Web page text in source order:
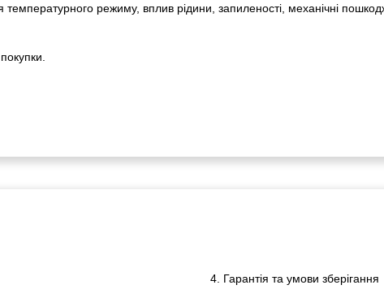
режиму, вплив рідини, запиленості, механічні
4. Гарантія та умови зберігання